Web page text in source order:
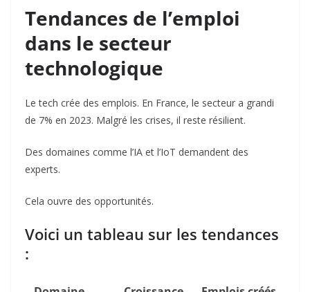
Tendances de l’emploi
dans le secteur
technologique
Le tech crée des emplois. En France, le secteur a grandi
de 7% en 2023. Malgré les crises, il reste résilient.
Des domaines comme l’IA et l’IoT demandent des
experts.
Cela ouvre des opportunités.
Voici un tableau sur les tendances
: